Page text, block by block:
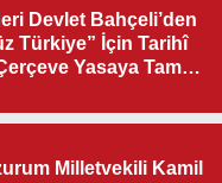
Devlet Bahçeli’den
Türkiye” İçin Tarihî
Yasaya Tam
Milletvekili Kamil